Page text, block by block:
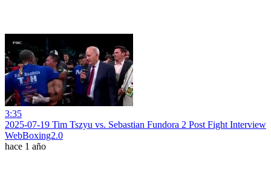
3:35
2025-07-19 Tim Tszyu vs. Sebastian Fundora 2 Post Fight Interview
WebBoxing2.0
hace 1 año